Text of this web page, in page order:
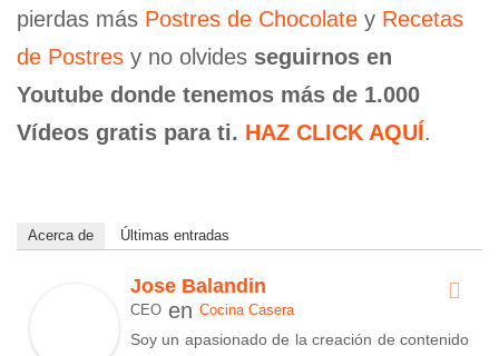
pierdas más Postres de Chocolate y Recetas
de Postres y no olvides seguirnos en
Youtube donde tenemos más de 1.000
Vídeos gratis para ti. HAZ CLICK AQUÍ.
Acerca de Últimas entradas
Jose Balandin
CEO en Cocina Casera
Soy un apasionado de la creación de contenido